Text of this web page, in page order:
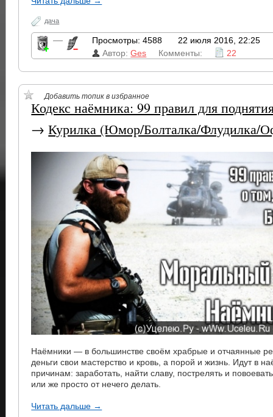
дача
— Просмотры: 4588
22 июля 2016, 22:25
Автор:Ges Комменты: 22
Добавить топик в избранное
Кодекс наёмника: 99 правил для
→Курилка (Юмор/Болталка/Флудилка/
Наёмники — в большинстве своём храбрые и отчаянные
деньги свои мастерство и кровь, а порой и жизнь. Идут в
причинам: заработать, найти славу, пострелять и
или же просто от нечего делать.
Читать дальше →